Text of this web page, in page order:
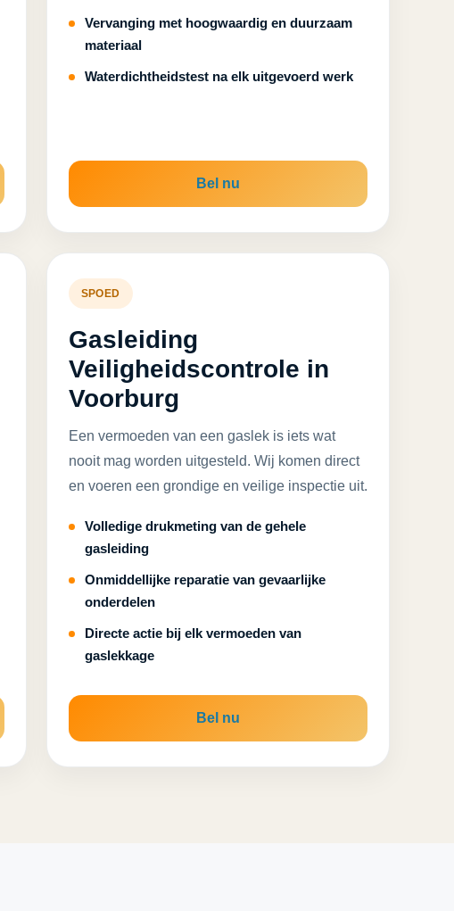
Vervanging met hoogwaardig en duurzaam
materiaal
Waterdichtheidstest na elk uitgevoerd werk
Bel nu
SPOED
Gasleiding
Veiligheidscontrole in
Voorburg
Een vermoeden van een gaslek is iets wat
nooit mag worden uitgesteld. Wij komen direct
en voeren een grondige en veilige inspectie uit.
Volledige drukmeting van de gehele
gasleiding
Onmiddellijke reparatie van gevaarlijke
onderdelen
Directe actie bij elk vermoeden van
gaslekkage
Bel nu